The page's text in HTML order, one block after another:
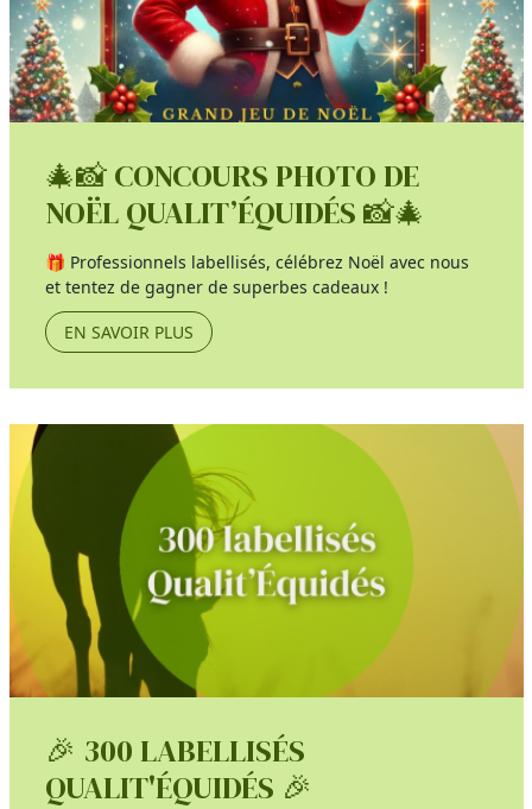
🎄📸 CONCOURS PHOTO DE
NOËL QUALIT’ÉQUIDÉS 📸🎄
🎁 Professionnels labellisés, célébrez Noël avec nous
et tentez de gagner de superbes cadeaux !
EN SAVOIR PLUS
🎉 300 LABELLISÉS
QUALIT'ÉQUIDÉS 🎉